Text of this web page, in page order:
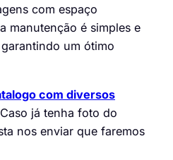
com espaço
manutenção é simples e
um ótimo
com diversos
Caso já tenha foto do
nos enviar que faremos